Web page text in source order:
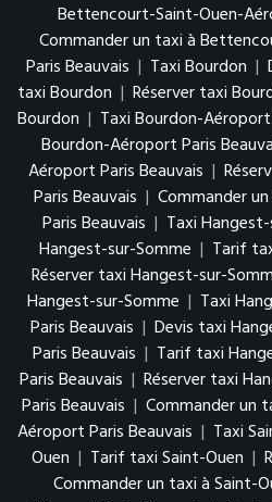
Bettencourt-Saint-Ouen-
Commander un taxi à
Paris Beauvais | Taxi Bourdon |
taxi Bourdon | Réserver taxi
Bourdon | Taxi Bourdon-
Bourdon-Aéroport Paris
Aéroport Paris Beauvais |
Paris Beauvais | Commander
Paris Beauvais | Taxi
Hangest-sur-Somme | Tarif
Réserver taxi Hangest-sur-
Hangest-sur-Somme | Taxi
Paris Beauvais | Devis taxi
Paris Beauvais | Tarif taxi
Paris Beauvais | Réserver taxi
Paris Beauvais | Commander un
Aéroport Paris Beauvais | Taxi
Ouen | Tarif taxi Saint-Ouen |
Commander un taxi à Saint-